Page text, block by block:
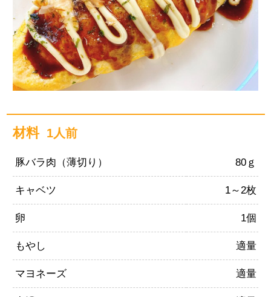
材料 1人前
豚バラ肉（薄切り） 80ｇ
キャベツ 1～2枚
卵 1個
もやし 適量
マヨネーズ 適量